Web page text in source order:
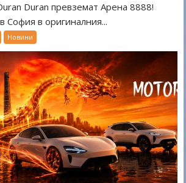
Duran превземат Арена 8888!
София в оригиналния...
Новини